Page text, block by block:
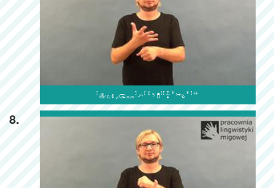

8.